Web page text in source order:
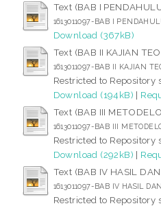
Text (BAB I
1613011097-BAB I
Download (367kB)
Text (BAB II KAJIAN
1613011097-BAB II KAJIAN
Restricted to Repository
Download (194kB) |
Text (BAB III
1613011097-BAB III
Restricted to Repository
Download (292kB) |
Text (BAB IV HASIL
1613011097-BAB IV HASIL
Restricted to Repository